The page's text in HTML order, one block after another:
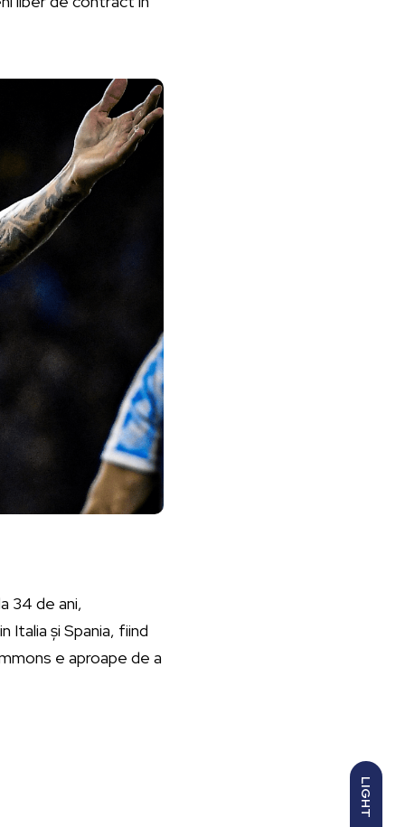
LIGHT
34 de ani,
Italia și Spania, fiind
e aproape de a